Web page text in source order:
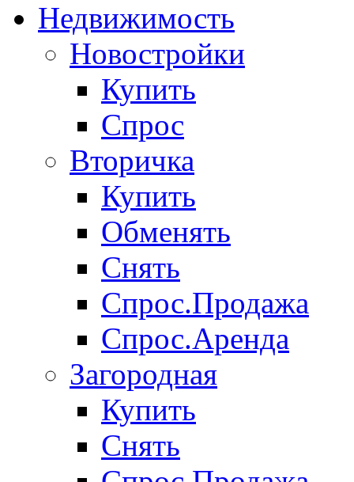
Недвижимость
Новостройки
Купить
Спрос
Вторичка
Купить
Обменять
Снять
Спрос.Продажа
Спрос.Аренда
Загородная
Купить
Снять